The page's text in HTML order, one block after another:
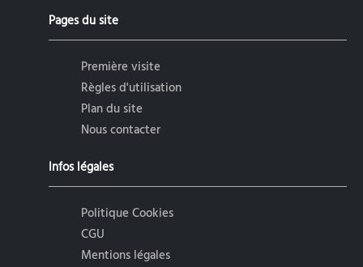
Pages du site
Première visite
Règles d'utilisation
Plan du site
Nous contacter
Infos légales
Politique Cookies
CGU
Mentions légales